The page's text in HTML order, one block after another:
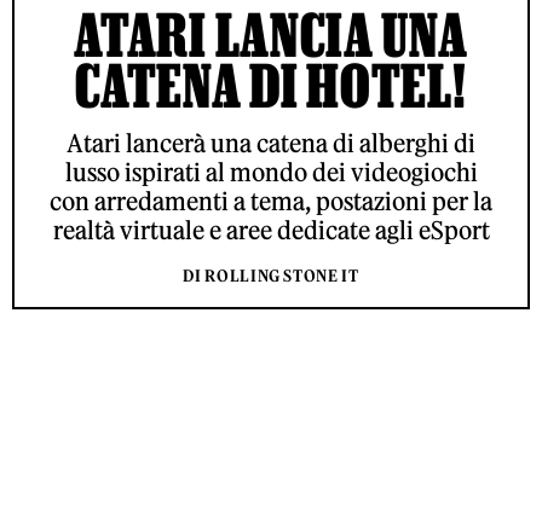
ATARI LANCIA UNA
CATENA DI HOTEL!
Atari lancerà una catena di alberghi di
lusso ispirati al mondo dei videogiochi
con arredamenti a tema, postazioni per la
realtà virtuale e aree dedicate agli eSport
DI ROLLING STONE IT